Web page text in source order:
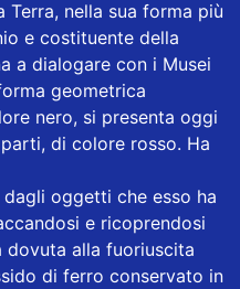
nella sua forma più
e costituente della
a dialogare con i Musei
geometrica
nero, si presenta oggi
di colore rosso. Ha
oggetti che esso ha
e ricoprendosi
dovuta alla fuoriuscita
di ferro conservato in